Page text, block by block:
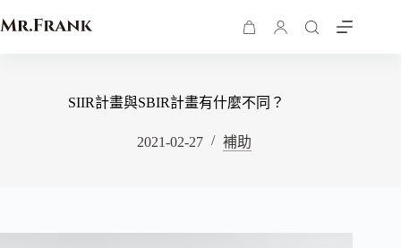
SIIR計畫與SBIR計畫有什麼不同？
2021-02-27 補助